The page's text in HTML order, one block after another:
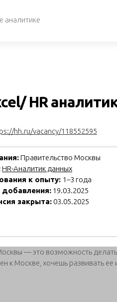
аналитике
HR
hh.ru/vacancy/118552595
Правительство Москвы
HR-Аналитик данных
к опыту: 1–3 года
19.03.2025
закрыта: 03.05.2025
— это возможность
к Москве, хочешь развивать ее